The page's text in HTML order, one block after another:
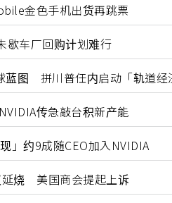
金色手机出货再跳票
车厂回购计划难行
蓝图 拼川普任内启动「轨道经
传急敲台积新产能
约9成随CEO加入NVIDIA
延烧 美国商会提起上诉